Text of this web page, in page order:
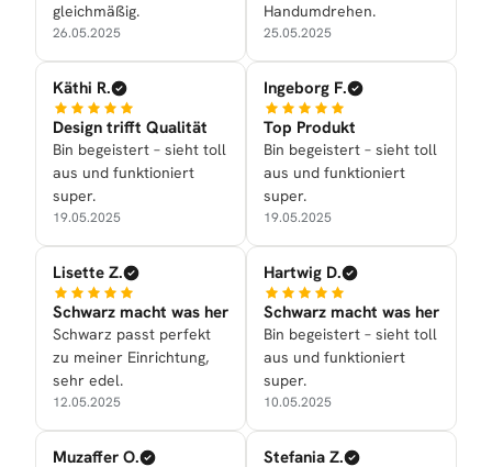
gleichmäßig.
26.05.2025
Käthi R.
Design trifft Qualität
Bin begeistert – sieht toll
aus und funktioniert
super.
19.05.2025
Lisette Z.
Schwarz macht was her
Schwarz passt perfekt
zu meiner Einrichtung,
sehr edel.
12.05.2025
Muzaffer O.
Handumdrehen.
25.05.2025
Ingeborg F.
Top Produkt
Bin begeistert – sieht toll
aus und funktioniert
super.
19.05.2025
Hartwig D.
Schwarz macht was her
Bin begeistert – sieht toll
aus und funktioniert
super.
10.05.2025
Stefania Z.